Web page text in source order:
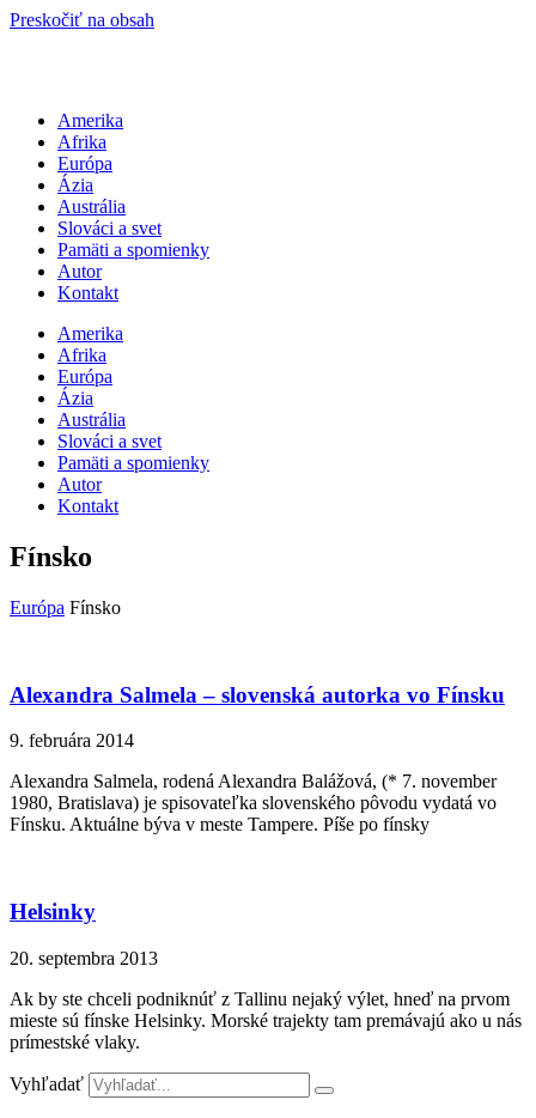
Preskočiť na obsah
Amerika
Afrika
Európa
Ázia
Austrália
Slováci a svet
Pamäti a spomienky
Autor
Kontakt
Amerika
Afrika
Európa
Ázia
Austrália
Slováci a svet
Pamäti a spomienky
Autor
Kontakt
Fínsko
Európa Fínsko
Alexandra Salmela – slovenská autorka vo Fínsku
9. februára 2014
Alexandra Salmela, rodená Alexandra Balážová, (* 7. november
1980, Bratislava) je spisovateľka slovenského pôvodu vydatá vo
Fínsku. Aktuálne býva v meste Tampere. Píše po fínsky
Helsinky
20. septembra 2013
Ak by ste chceli podniknúť z Tallinu nejaký výlet, hneď na prvom
mieste sú fínske Helsinky. Morské trajekty tam premávajú ako u nás
prímestské vlaky.
Vyhľadať